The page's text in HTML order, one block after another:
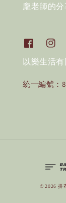
龐老師的分
以樂生活
統一編號：
© 2026 拼